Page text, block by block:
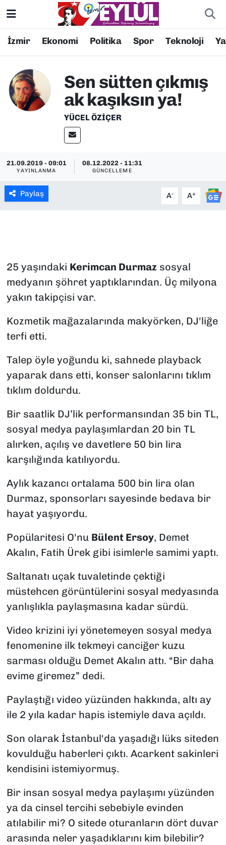
İzmir Ekonomi Politika Spor Teknoloji
Sen sütten çıkmış
ak kaşıksın ya!
YÜCEL ÖZIÇER
21.09.2019 - 09:01
YAYINLANMA
08.12.2022 - 11:31
GÜNCELLEME
Paylaş A- A+
25 yaşındaki Kerimcan Durmazsosyal
medyanın şöhret yaptıklarından. Üç milyona
yakın takipçisi var.
Kozmetik mağazalarında makyörken, DJ'liğe
terfi etti.
Talep öyle yoğundu ki, sahnede playback
yaparak dans etti, konser salonlarını tıklım
tıklım doldurdu.
Bir saatlik DJ’lik performansından 35 bin TL,
sosyal medya paylaşımlardan 20 bin TL
alırken, açılış ve davetlere 50 bin lira
karşılığında katılıyordu.
Aylık kazancı ortalama 500 bin lira olan
Durmaz, sponsorları sayesinde bedava bir
hayat yaşıyordu.
Popülaritesi O'nu Bülent Ersoy, Demet
Akalın, Fatih Ürek gibi isimlerle samimi yaptı.
Saltanatı uçak tuvaletinde çektiği
müstehcen görüntülerini sosyal medyasında
yanlışlıkla paylaşmasına kadar sürdü.
Video krizini iyi yönetemeyen sosyal medya
fenomenine ilk tekmeyi canciğer kuzu
sarması olduğu Demet Akalın attı. “Bir daha
evime giremez” dedi.
Paylaştığı video yüzünden hakkında, altı ay
ile 2 yıla kadar hapis istemiyle dava açıldı.
Son olarak İstanbul'da yaşadığı lüks siteden
kovulduğu haberleri çıktı. Acarkent sakinleri
kendisini istemiyormuş.
Bir insan sosyal medya paylaşımı yüzünden
ya da cinsel tercihi sebebiyle evinden
atılabilir mi? O sitede oturanların dört duvar
arasında neler yaşadıklarını kim bilebilir?
Resmi İlanlar
DÜNYA
EKONOMİ
KÜLTÜR SANAT
MAGAZİN
SPOR
TEKNOLOJİ
YAŞAM
Konak Nöbetçi Eczaneler
Konak Trafik Yoğunluk Haritası
Süper Lig Puan Durumu ve Fikstür
Tüm Manşetler
Son Dakika Haberleri
Haber Arşivi